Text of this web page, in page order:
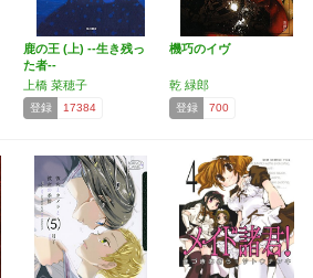
鹿の王 (上) ‐‐生き残っ
た者‐‐
上橋 菜穂子
登録 17384
機巧のイヴ
乾 緑郎
登録 700